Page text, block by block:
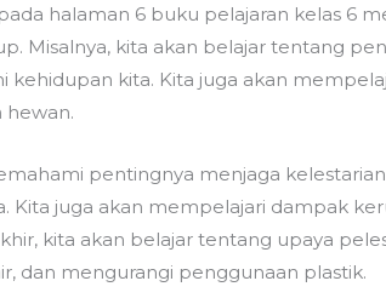
halaman 6 buku pelajaran kelas 6
Misalnya, kita akan belajar tentang
kehidupan kita. Kita juga akan
hewan.
pentingnya menjaga
Kita juga akan mempelajari dampak
kita akan belajar tentang upaya
dan mengurangi penggunaan plastik.